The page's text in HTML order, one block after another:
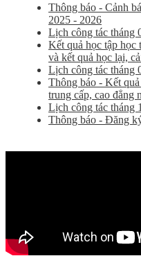
Thông báo - Cảnh
2025 - 2026
Lịch công tác tháng
Kết quả học tập học
và kết quả học lại,
Lịch công tác tháng
Thông báo - Kết
trung cấp, cao đẳng
Lịch công tác tháng
Thông báo - Đăng